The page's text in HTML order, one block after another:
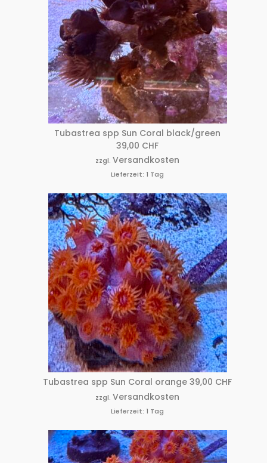
Tubastrea spp Sun Coral black/green
39,00 CHF
zzgl.Versandkosten
Lieferzeit:1 Tag
Tubastrea spp Sun Coral orange 39,00 CHF
zzgl.Versandkosten
Lieferzeit:1 Tag